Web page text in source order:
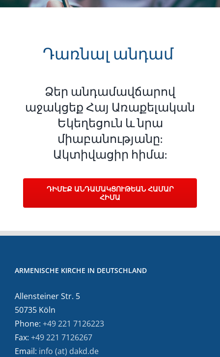
Դառնալ անդամ!
Ձեր անդամավճարով
աջակցեք Հայ Առաքելական
Եկեղեցուն և նրա
միաբանությանը:
Ակտիվացիր հիմա:
ԴԻՄԷՔ ԱՆԴԱՄԱԿՑՈՒԹԵԱՆ ՀԱՄԱՐ
ՀԻՄԱ
ARMENISCHE KIRCHE IN DEUTSCHLAND
Allensteiner Str. 5
50735 Köln
Phone: +49 221 7126223
Fax: +49 221 7126267
Email: info (at) dakd.de